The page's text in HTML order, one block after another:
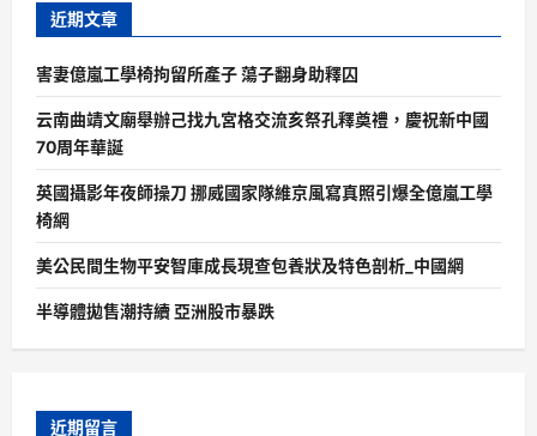
近期文章
害妻億嵐工學椅拘留所產子 蕩子翻身助釋囚
云南曲靖文廟舉辦己找九宮格交流亥祭孔釋奠禮，慶祝新中國
70周年華誕
英國攝影年夜師操刀 挪威國家隊維京風寫真照引爆全億嵐工學
椅網
美公民間生物平安智庫成長現查包養狀及特色剖析_中國網
半導體拋售潮持續 亞洲股市暴跌
近期留言